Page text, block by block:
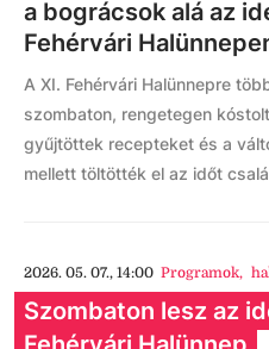
a bográcsok alá az
Fehérvári
A XI. Fehérvári Halünnepre
szombaton, rengetegen
gyűjtöttek recepteket és a
mellett töltötték el az időt
2026. 05. 07., 14:00 Programok,
Szombaton lesz az